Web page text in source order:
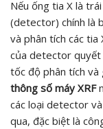
Nếu ống tia X là
(detector) chính là
và phân tích các tia
của detector quyết
tốc độ phân tích và
thông số máy XRF
các loại detector
qua, đặc biệt là